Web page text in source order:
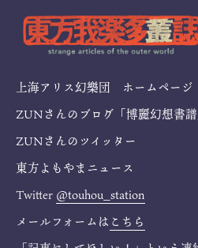
上海アリス幻樂団 ホームページ
ZUNさんのブログ「博麗幻想書譜
ZUNさんのツイッター
東方よもやまニュース
Twitter @touhou_station
メールフォームは こちら